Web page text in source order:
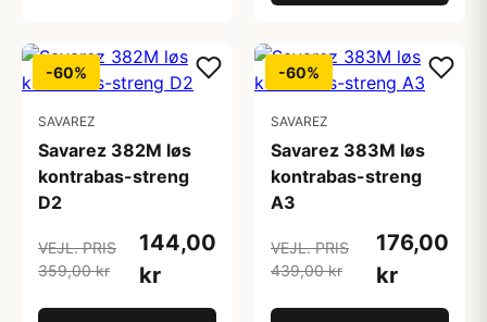
-60%
SAVAREZ
Savarez 382M løs
kontrabas-streng
D2
VEJL. PRIS
359,00 kr
144,00
kr
-60%
SAVAREZ
Savarez 383M løs
kontrabas-streng
A3
VEJL. PRIS
439,00 kr
176,00
kr